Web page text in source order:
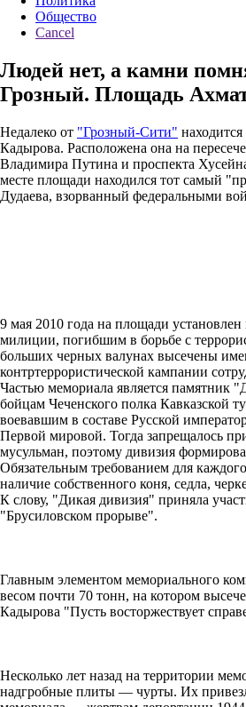
Общество
Cancel
Людей нет, а камни
Грозный. Площадь
Недалеко от "Грозный-Сити"
Кадырова. Расположена она на
Владимира Путина и проспекта
месте площади находился тот самый
Дудаева, взорванный федеральными
9 мая 2010 года на площади
милиции, погибшим в борьбе с
больших черных валунах высечены
контртеррористической кампании
Частью мемориала является памятник
бойцам Чеченского полка Кавказской
воевавшим в составе Русской
Первой мировой. Тогда запрещалось
мусульман, поэтому дивизия
Обязательным требованием для
наличие собственного коня, седла,
К слову, "Дикая дивизия" приняла
"Брусиловском прорыве".
Главным элементом мемориального
весом почти 70 тонн, на котором
Кадырова "Пусть восторжествует
Несколько лет назад на территории
надгробные плиты — чурты. Их